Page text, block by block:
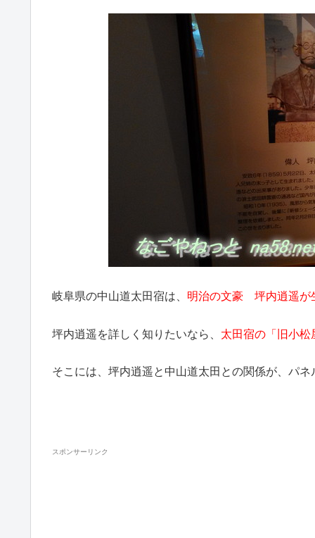
岐阜県の中山道太田宿は、 明治の文豪 坪内逍遥が
坪内逍遥を詳しく知りたいなら、 太田宿の「旧小松
そこには、坪内逍遥と中山道太田との関係が、パ
スポンサーリンク